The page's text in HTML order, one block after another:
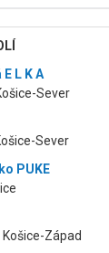
L K A
Sever
Sever
PUKE
Západ